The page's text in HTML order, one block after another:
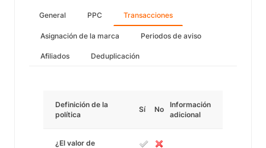
General PPC Transacciones
Asignación de la marca Periodos de aviso
Afiliados Deduplicación
Definición de la
política
Sí No
Información
adicional
¿El valor de